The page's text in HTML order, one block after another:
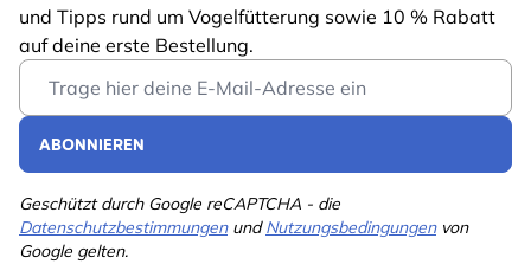
und Tipps rund um Vogelfütterung sowie 10 % Rabatt
auf deine erste Bestellung.
Email Address
ABONNIEREN
Geschützt durch Google reCAPTCHA - die
DatenschutzbestimmungenundNutzungsbedingungenvon
Google gelten.